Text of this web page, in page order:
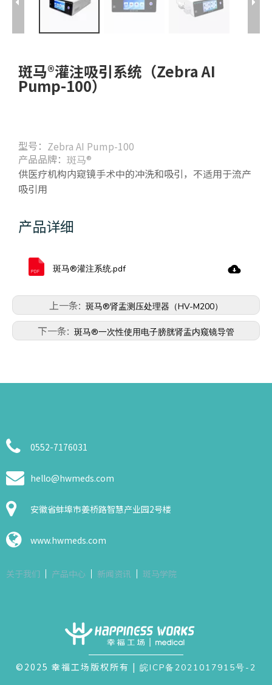
斑马®灌注吸引系统（Zebra AI
Pump-100）
型号： Zebra AI Pump-100
产品品牌： 斑马®
供医疗机构内窥镜手术中的冲洗和吸引，不适用于流产
吸引用
产品详细
斑马®灌注系统.pdf
上一条: 斑马®肾盂测压处理器（HV-M200）
下一条: 斑马®一次性使用电子膀胱肾盂内窥镜导管
0552-7176031
hello@hwmeds.com​​​​​​​
安徽省蚌埠市姜桥路智慧产业园2号楼​​​​​​​
www.hwmeds.com
关于我们 产品中心 新闻资讯 斑马学院
©2025 幸福工场版权所有 | 皖ICP备2021017915号-2